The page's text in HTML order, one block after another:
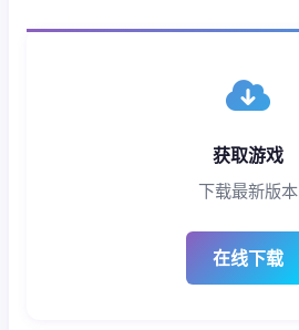
获取游戏
下载最新版本
在线下载